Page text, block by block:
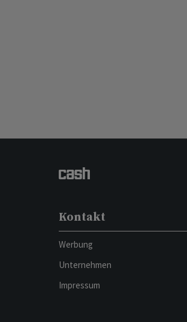
Kontakt
Werbung
Unternehmen
Impressum